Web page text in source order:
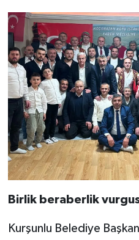
Birlik beraberlik
Kurşunlu Belediye